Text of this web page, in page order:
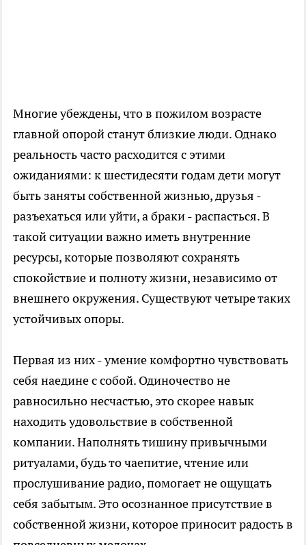
Многие убеждены, что в пожилом возрасте
главной опорой станут близкие люди. Однако
реальность часто расходится с этими
ожиданиями: к шестидесяти годам дети могут
быть заняты собственной жизнью, друзья -
разъехаться или уйти, а браки - распасться. В
такой ситуации важно иметь внутренние
ресурсы, которые позволяют сохранять
спокойствие и полноту жизни, независимо от
внешнего окружения. Существуют четыре таких
устойчивых опоры.
Первая из них - умение комфортно чувствовать
себя наедине с собой. Одиночество не
равносильно несчастью, это скорее навык
находить удовольствие в собственной
компании. Наполнять тишину привычными
ритуалами, будь то чаепитие, чтение или
прослушивание радио, помогает не ощущать
себя забытым. Это осознанное присутствие в
собственной жизни, которое приносит радость в